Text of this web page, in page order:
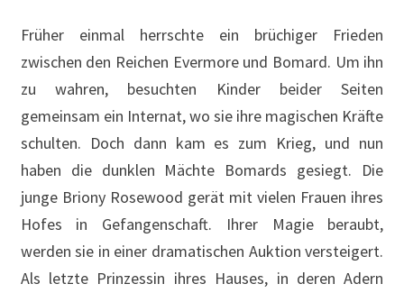
Früher einmal herrschte ein brüchiger Frieden
zwischen den Reichen Evermore und Bomard. Um ihn
zu wahren, besuchten Kinder beider Seiten
gemeinsam ein Internat, wo sie ihre magischen Kräfte
schulten. Doch dann kam es zum Krieg, und nun
haben die dunklen Mächte Bomards gesiegt. Die
junge Briony Rosewood gerät mit vielen Frauen ihres
Hofes in Gefangenschaft. Ihrer Magie beraubt,
werden sie in einer dramatischen Auktion versteigert.
Als letzte Prinzessin ihres Hauses, in deren Adern